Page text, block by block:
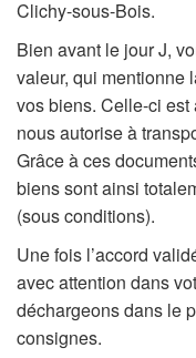
Clichy-sous-Bois.
Bien avant le jour J,
valeur, qui mentionne
vos biens. Celle-ci est
nous autorise à
Grâce à ces
biens sont ainsi
(sous conditions).
Une fois l’accord
avec attention dans
déchargeons dans le
consignes.